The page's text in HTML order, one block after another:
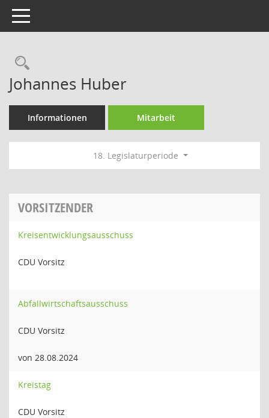
Toggle navigation
Rechercheauswahl
Johannes Huber
Informationen Mitarbeit
18. Legislaturperiode
VORSITZENDER
Kreisentwicklungsausschuss
CDU Vorsitz
Abfallwirtschaftsausschuss
CDU Vorsitz
von 28.08.2024
Kreistag
CDU Vorsitz